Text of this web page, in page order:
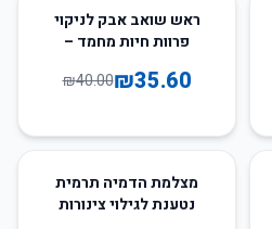
11
ראש שואב אבק לניקוי
פרוות חיות מחמד –
ולניקוי מקצועי
₪35.60
₪40.00
20מצלמת הדמיה תרמית
נטענת לגילוי צינורות